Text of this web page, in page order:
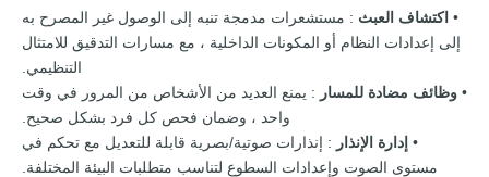
• اكتشاف العبث : مستشعرات مدمجة تنبه إلى الوصول غير المصرح به
إلى إعدادات النظام أو المكونات الداخلية ، مع مسارات التدقيق للامتثال
التنظيمي.
• وظائف مضادة للمسار : يمنع العديد من الأشخاص من المرور في وقت
واحد ، وضمان فحص كل فرد بشكل صحيح.
• إدارة الإنذار : إنذارات صوتية/بصرية قابلة للتعديل مع تحكم في
مستوى الصوت وإعدادات السطوع لتناسب متطلبات البيئة المختلفة.